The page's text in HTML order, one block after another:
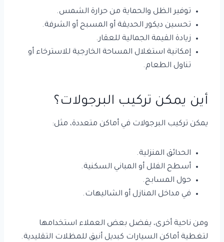
توفير الظل والحماية من حرارة الشمس.
تحسين ديكور الحديقة أو المسبح أو الشرفة.
زيادة القيمة الجمالية للعقار.
إمكانية استغلال المساحة الخارجية للاسترخاء أو
تناول الطعام.
أين يمكن تركيب البرجولات؟
يمكن تركيب البرجولات في أماكن متعددة، مثل:
الحدائق المنزلية.
أسطح الفلل أو المباني السكنية.
حول المسابح.
في مداخل المنازل أو الشاليهات.
ومن ناحية أخرى، يفضل بعض العملاء استخدامها
لتغطية أماكن السيارات كبديل أنيق للمظلات التقليدية.